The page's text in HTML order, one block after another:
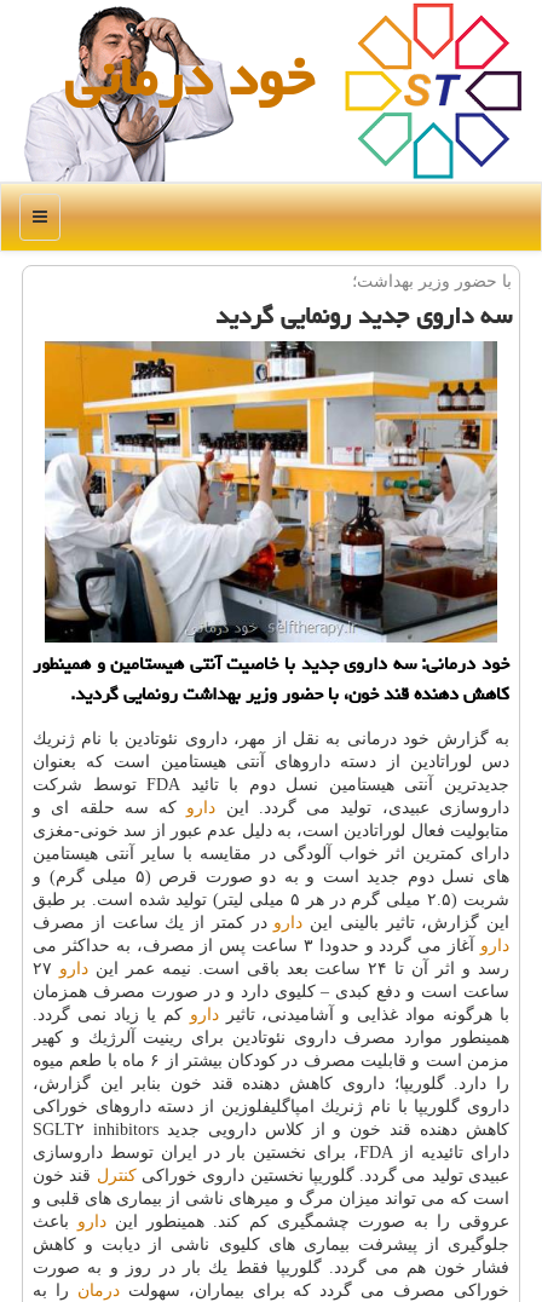
خود درمانی
منو
با حضور وزیر بهداشت؛
سه داروی جدید رونمایی گردید
خود درمانی: سه داروی جدید با خاصیت آنتی هیستامین و همینطور
كاهش دهنده قند خون، با حضور وزیر بهداشت رونمایی گردید.
به گزارش خود درمانی به نقل از مهر، داروی نئوتادین با نام ژنریك
دس لوراتادین از دسته داروهای آنتی هیستامین است كه بعنوان
جدیدترین آنتی هیستامین نسل دوم با تائید FDA توسط شركت
داروسازی عبیدی، تولید می گردد. این دارو كه سه حلقه ای و
متابولیت فعال لوراتادین است، به دلیل عدم عبور از سد خونی-مغزی
دارای كمترین اثر خواب آلودگی در مقایسه با سایر آنتی هیستامین
های نسل دوم جدید است و به دو صورت قرص (۵ میلی گرم) و
شربت (۲.۵ میلی گرم در هر ۵ میلی لیتر) تولید شده است. بر طبق
این گزارش، تاثیر بالینی این دارو در كمتر از یك ساعت از مصرف
دارو
آغاز می گردد و حدودا ۳ ساعت پس از مصرف، به حداكثر می
رسد و اثر آن تا ۲۴ ساعت بعد باقی است. نیمه عمر این
دارو ۲۷
ساعت است و دفع كبدی – كلیوی دارد و در صورت مصرف همزمان
با هرگونه مواد غذایی و آشامیدنی، تاثیردارو كم یا زیاد نمی گردد.
همینطور موارد مصرف داروی نئوتادین برای رینیت آلرژیك و كهیر
مزمن است و قابلیت مصرف در كودكان بیشتر از ۶ ماه با طعم میوه
را دارد. گلوریپا؛ داروی كاهش دهنده قند خون بنابر این گزارش،
داروی گلوریپا با نام ژنریك امپاگلیفلوزین از دسته داروهای خوراكی
كاهش دهنده قند خون و از كلاس دارویی جدید SGLT۲ inhibitors
دارای تائیدیه از FDA، برای نخستین بار در ایران توسط داروسازی
عبیدی تولید می گردد. گلوریپا نخستین داروی خوراكیكنترل قند خون
است كه می تواند میزان مرگ و میرهای ناشی از بیماری های قلبی و
عروقی را به صورت چشمگیری كم كند. همینطور این دارو باعث
جلوگیری از پیشرفت بیماری های كلیوی ناشی از دیابت و كاهش
فشار خون هم می گردد. گلوریپا فقط یك بار در روز و به صورت
خوراكی مصرف می گردد كه برای بیماران، سهولتدرمان را به